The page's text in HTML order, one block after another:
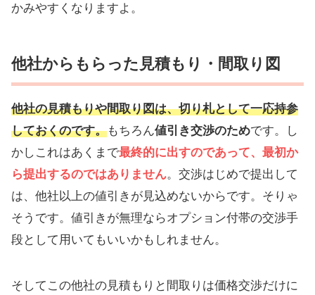
かみやすくなりますよ。
他社からもらった見積もり・間取り図
他社の見積もりや間取り図は、切り札として一応持参
しておくのです。もちろん値引き交渉のためです。し
かしこれはあくまで最終的に出すのであって、最初か
ら提出するのではありません。交渉はじめで提出して
は、他社以上の値引きが見込めないからです。そりゃ
そうです。値引きが無理ならオプション付帯の交渉手
段として用いてもいいかもしれません。
そしてこの他社の見積もりと間取りは価格交渉だけに